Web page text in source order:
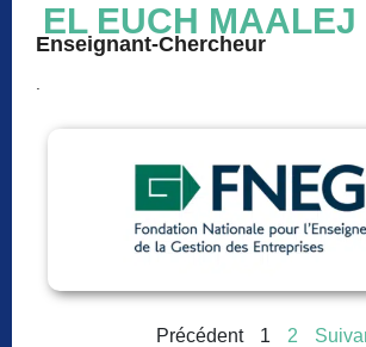
EL EUCH
Enseignant-Chercheur
Précédent 1 2